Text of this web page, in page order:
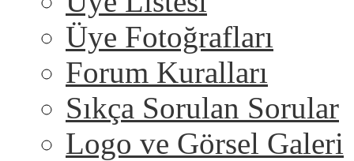
Üye Fotoğrafları
Forum Kuralları
Sıkça Sorulan Sorular
Logo ve Görsel Galeri